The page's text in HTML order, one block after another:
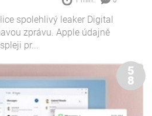
spolehlivý leaker Digital
zprávu. Apple údajně
pr...
5
8